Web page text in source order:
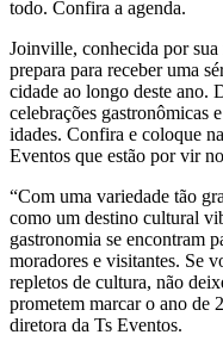
todo. Confira a agenda.
Joinville, conhecida por
prepara para receber uma
cidade ao longo deste ano.
celebrações gastronômicas
idades. Confira e coloque
Eventos que estão por vir
“Com uma variedade tão
como um destino cultural
gastronomia se encontram
moradores e visitantes. Se
repletos de cultura, não
prometem marcar o ano de
diretora da Ts Eventos.